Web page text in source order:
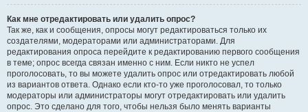
Как мне отредактировать или удалить опрос?
Так же, как и сообщения, опросы могут редактироваться только их
создателями, модераторами или администраторами. Для
редактирования опроса перейдите к редактированию первого сообщения
в теме; опрос всегда связан именно с ним. Если никто не успел
проголосовать, то вы можете удалить опрос или отредактировать любой
из вариантов ответа. Однако если кто-то уже проголосовал, то только
модераторы или администраторы могут отредактировать или удалить
опрос. Это сделано для того, чтобы нельзя было менять варианты